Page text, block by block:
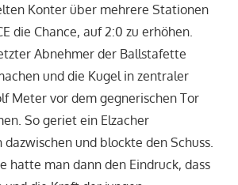
Konter über mehrere Stationen
die Chance, auf 2:0 zu erhöhen.
Abnehmer der Ballstafette
und die Kugel in zentraler
Meter vor dem gegnerischen Tor
So geriet ein Elzacher
und blockte den Schuss.
hatte man dann den Eindruck, dass